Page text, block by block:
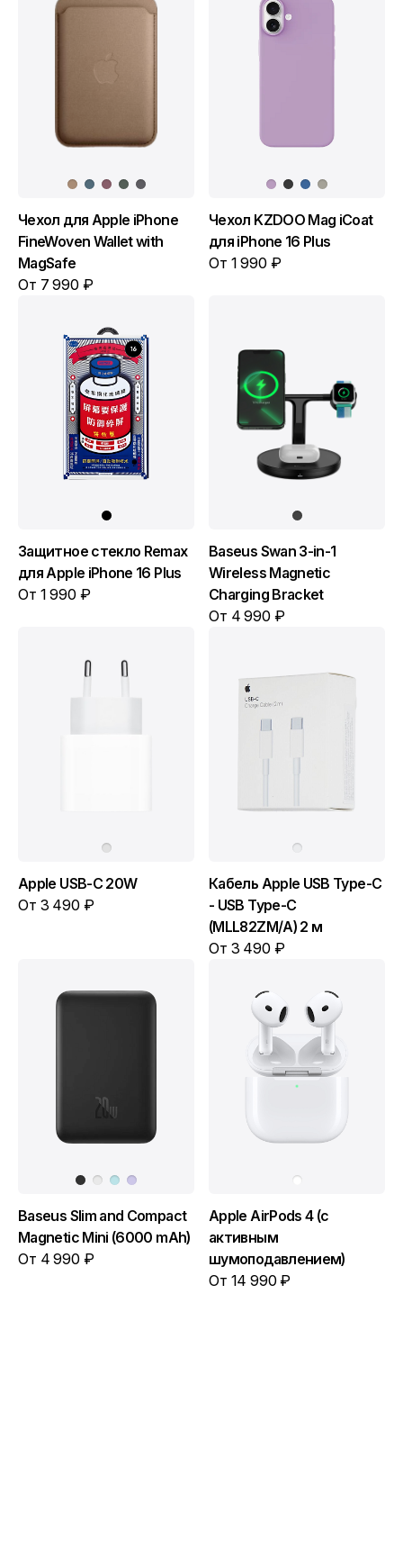
Чехол для Apple iPhone
FineWoven Wallet with
MagSafe
От 7 990 ₽
Чехол KZDOO Mag iCoat
для iPhone 16 Plus
От 1 990 ₽
Защитное стекло Remax
для Apple iPhone 16 Plus
От 1 990 ₽
Baseus Swan 3-in-1
Wireless Magnetic
Charging Bracket
От 4 990 ₽
Apple USB-C 20W
От 3 490 ₽
Кабель Apple USB Type-C
- USB Type-C
(MLL82ZM/A) 2 м
От 3 490 ₽
Baseus Slim and Compact
Magnetic Mini (6000 mAh)
От 4 990 ₽
Apple AirPods 4 (с
активным
шумоподавлением)
От 14 990 ₽